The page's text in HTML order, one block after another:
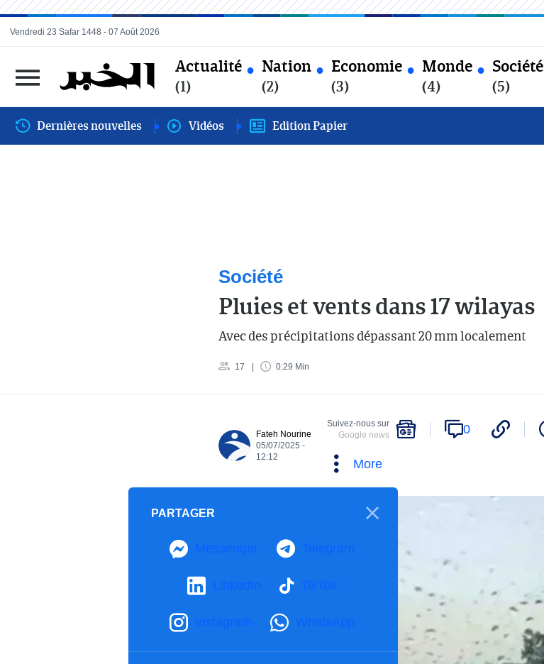
Actualité
(1)
Nation
(2)
Economie
(3)
Monde
(4)
Société
(5)
Vendredi 23 Safar 1448 - 07 Août 2026
Dernières nouvelles Vidéos Edition Papier
Société
Pluies et vents dans 17 wilayas
Avec des précipitations dépassant 20 mm localement
17 0:29 Min
Fateh Nourine
05/07/2025 -
12:12
Suivez-nous sur
Google news
0
More
PARTAGER
Messenger Telegram
LinkedIn TikTok
Instagram WhatsApp